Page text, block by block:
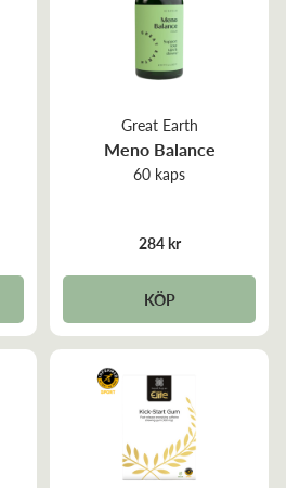
Great Earth
Meno Balance
60 kaps
284 kr
KÖP